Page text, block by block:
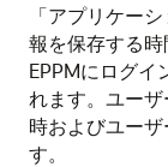
「アプリケー
報を保存する
EPPMにログイ
れます。ユー
時およびユー
す。